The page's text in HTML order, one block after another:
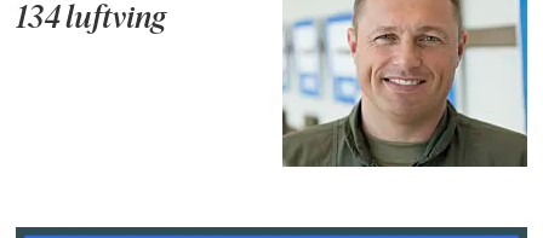
134 luftving